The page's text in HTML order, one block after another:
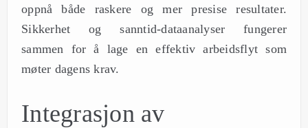
oppnå både raskere og mer presise resultater.
Sikkerhet og sanntid-dataanalyser fungerer
sammen for å lage en effektiv arbeidsflyt som
møter dagens krav.
Integrasjon av